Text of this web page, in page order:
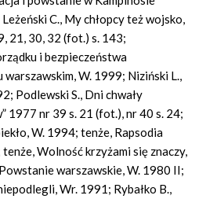
C., My chłopcy też wojsko,
21, 30, 32 (fot.) s. 143;
i bezpieczeństwa
W. 1999; Niziński L.,
Podlewski S., Dni chwały
1977 nr 39 s. 21 (fot.), nr 40 s. 24;
W. 1994; tenże, Rapsodia
Wolność krzyżami się znaczy,
warszawskie, W. 1980 II;
Wr. 1991; Rybałko B.,